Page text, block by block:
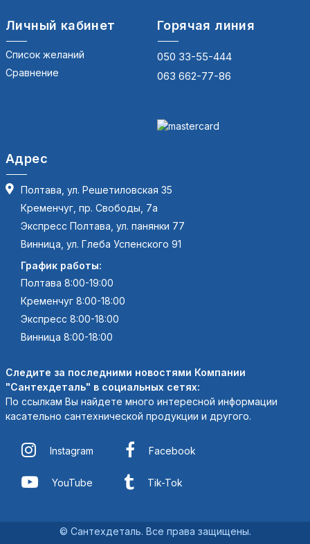
Личный кабинет
Список желаний
Сравнение
Горячая линия
050 33-55-444
063 662-77-86
Адрес
Полтава, ул. Решетиловская 35
Кременчуг, пр. Свободы, 7а
Экспресс Полтава, ул. панянки 77
Винница, ул. Глеба Успенского 91
График работы:
Полтава 8:00-19:00
Кременчуг 8:00-18:00
Экспресс 8:00-18:00
Винница 8:00-18:00
Следите за последними новостями Компании
"Сантехдеталь" в социальных сетях:
По ссылкам Вы найдете много интересной информации
касательно сантехнической продукции и другого.
Instagram Facebook
YouTube Tik-Tok
© Сантехдеталь. Все права защищены.